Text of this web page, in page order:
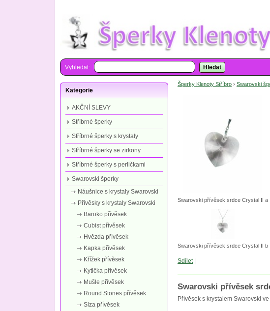
Vyhledat: Hledat
Šperky Klenoty Stříbro › Swarovski
Swarovski přívěsek srdce Crystal II a
Swarovski přívěsek srdce Crystal II b
Sdílet
Swarovski přívěsek
Přívěsek s krystalem Swarovski
Kategorie
AKČNÍ SLEVY
Stříbrné šperky
Stříbrné šperky s krystaly
Stříbrné šperky se zirkony
Stříbrné šperky s perličkami
Swarovski šperky
Náušnice s krystaly Swarovski
Přívěsky s krystaly Swarovski
Baroko přívěsek
Cubist přívěsek
Hvězda přívěsek
Kapka přívěsek
Křížek přívěsek
Kytička přívěsek
Mušle přívěsek
Round Stones přívěsek
Slza přívěsek